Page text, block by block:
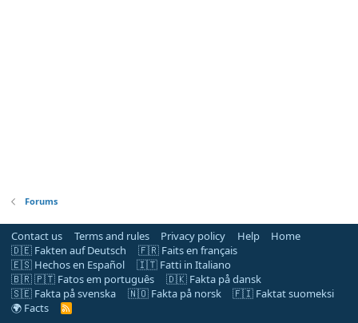
Forums
Contact us Terms and rules Privacy policy Help
Home
🇩🇪 Fakten auf Deutsch
🇫🇷 Faits en français
🇪🇸 Hechos en Español
🇮🇹 Fatti in Italiano
🇧🇷 🇵🇹 Fatos em português
🇩🇰 Fakta på dansk
🇸🇪 Fakta på svenska
🇳🇴 Fakta på norsk
🇫🇮 Faktat suomeksi
🌍 Facts
R